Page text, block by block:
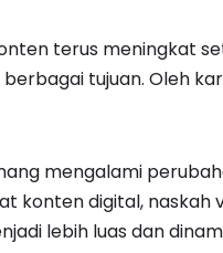
terus meningkat
tujuan. Oleh
mengalami
konten digital, naskah
lebih luas dan